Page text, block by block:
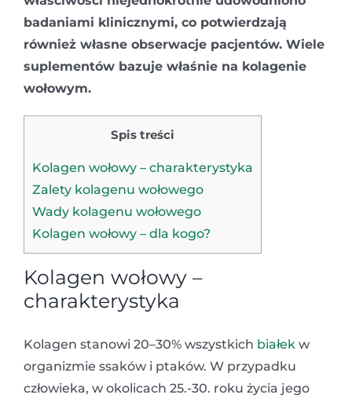
badaniami klinicznymi, co potwierdzają
również własne obserwacje pacjentów. Wiele
suplementów bazuje właśnie na kolagenie
wołowym.
Spis treści
Kolagen wołowy – charakterystyka
Zalety kolagenu wołowego
Wady kolagenu wołowego
Kolagen wołowy – dla kogo?
Kolagen wołowy –
charakterystyka
Kolagen stanowi 20–30% wszystkich białek w
organizmie ssaków i ptaków. W przypadku
człowieka, w okolicach 25.-30. roku życia jego